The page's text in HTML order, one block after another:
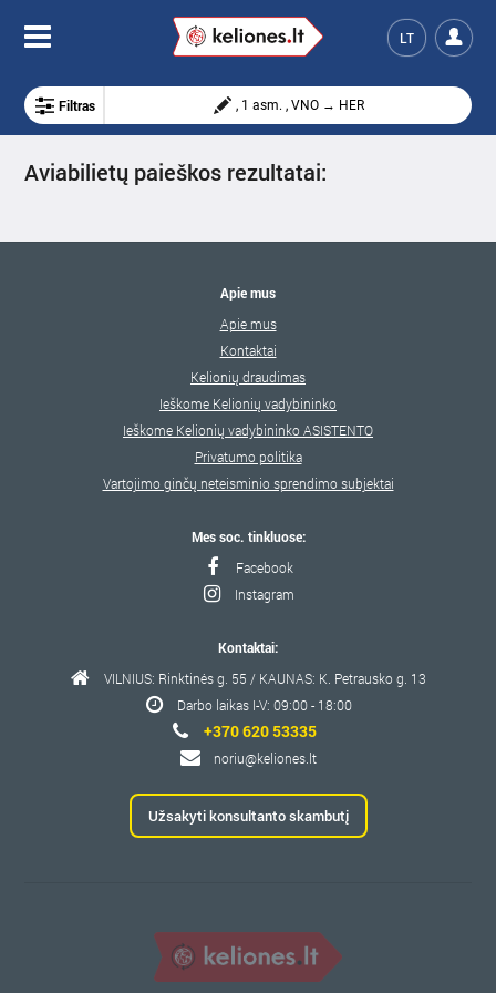
LT
Filtras , 1 asm. , VNO → HER
Aviabilietų paieškos rezultatai:
Apie mus
Apie mus
Kontaktai
Kelionių draudimas
Ieškome Kelionių vadybininko
Ieškome Kelionių vadybininko ASISTENTO
Privatumo politika
Vartojimo ginčų neteisminio sprendimo subjektai
Mes soc. tinkluose:
Facebook
Instagram
Kontaktai:
VILNIUS: Rinktinės g. 55 / KAUNAS: K. Petrausko g. 13
Darbo laikas I-V: 09:00 - 18:00
+370 620 53335
noriu@keliones.lt
Užsakyti konsultanto skambutį